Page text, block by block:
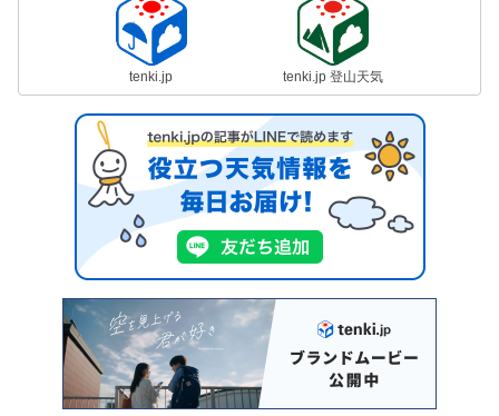
tenki.jp tenki.jp 登山天気